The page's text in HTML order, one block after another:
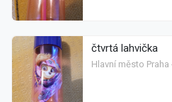
čtvrtá lahvička
Hlavní město Praha